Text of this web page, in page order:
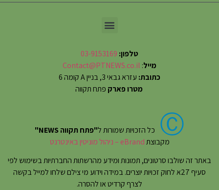
טלפון: 03-9153169
מייל:
Contact@PTNEWS.co.il
כתובת: עזרא גבאי 3, בניין A קומה 6
מטרו פארק פתח תקווה
Ⓒ כל הזכויות שמורות ל"פתח תקווה NEWS"
מקבוצתeBrand – ניהול מוניטין באינטרנט
באתר זה שולבו סרטונים, תמונות ומידע מהרשתות החברתיות בשימוש לפי
סעיף 27א לחוק זכויות יוצרים. במידה וידוע מי צילם שלחו למייל בקשה
לצרף קרדיט או להסרה.